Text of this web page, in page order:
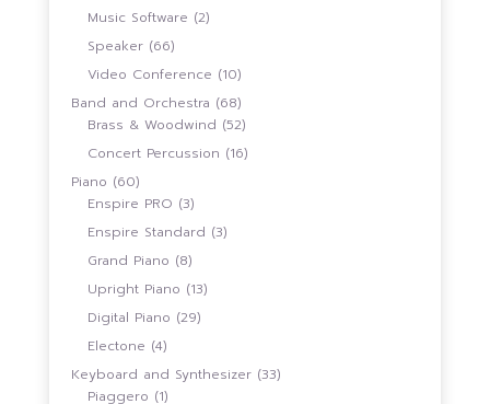
Music Software 22
Speaker 6666
Video Conference 1010
สินค้า
Band and Orchestra 6868
สินค้า
Brass & Woodwind 5252
สินค้า
Concert Percussion 1616
Piano 6060
สินค้า
Enspire PRO 33
สินค้า
Enspire Standard 33
Grand Piano 88
สินค้า
Upright Piano 1313
Digital Piano 2929
Electone 44
สินค้า
Keyboard and Synthesizer 3333
Piaggero 11